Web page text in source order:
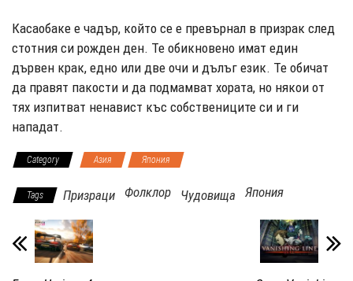
Касаобаке е чадър, който се е превърнал в призрак след
стотния си рожден ден. Те обикновено имат един
дървен крак, едно или две очи и дълъг език. Те обичат
да правят пакости и да подмамват хората, но някои от
тях изпитват ненавист къс собствениците си и ги
нападат.
Category Азия Япония
Tags Призраци Фолклор Чудовища Япония